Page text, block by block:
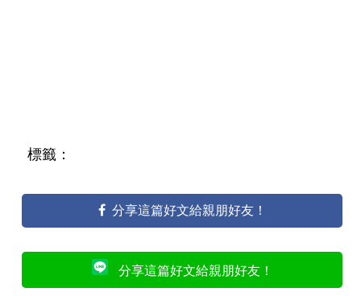
標籤：
分享這篇好文給親朋好友！
分享這篇好文給親朋好友！